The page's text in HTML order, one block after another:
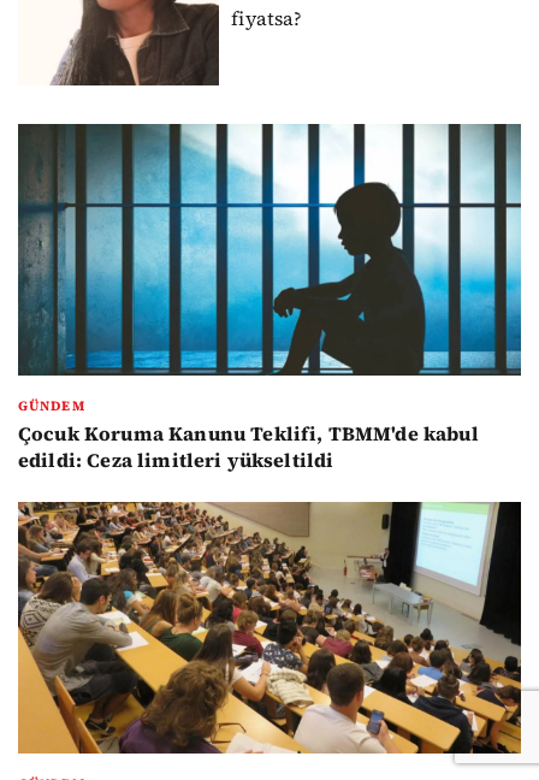
fiyatsa?
GÜNDEM
Çocuk Koruma Kanunu Teklifi, TBMM'de kabul
edildi: Ceza limitleri yükseltildi